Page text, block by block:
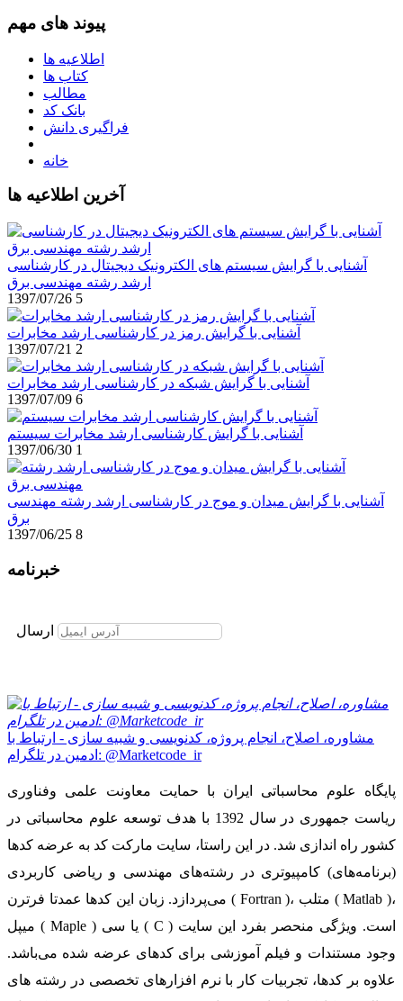
پیوند های مهم
اطلاعیه ها
کتاب ها
مطالب
بانک کد
فراگیری دانش
خانه
آخرین اطلاعیه ها
آشنایی با گرایش سیستم های الکترونیک دیجیتال در کارشناسی
ارشد رشته مهندسی برق
1397/07/26 5
آشنایی با گرایش رمز در کارشناسی ارشد مخابرات
1397/07/21 2
آشنایی با گرایش شبکه در کارشناسی ارشد مخابرات
1397/07/09 6
آشنایی با گرایش کارشناسی ارشد مخابرات سیستم
1397/06/30 1
آشنایی با گرایش میدان و موج در کارشناسی ارشد رشته مهندسی
برق
1397/06/25 8
خبرنامه
ارسال
مشاوره، اصلاح، انجام پروژه، کدنویسی و شبیه سازی - ارتباط با
ادمین در تلگرام: @Marketcode_ir
پایگاه علوم محاسباتی ایران با حمایت معاونت علمی وفناوری
ریاست جمهوری در سال 1392 با هدف توسعه علوم محاسباتی در
کشور راه اندازی شد. در این راستا، سایت مارکت کد به عرضه کدها
(برنامه‌های) کامپیوتری در رشته‌های مهندسی و ریاضی کاربردی
می‌پردازد. زبان این کدها عمدتا فرترن ( Fortran )، متلب ( Matlab )،
میپل ( Maple ) یا سی ( C ) است. ویژگی منحصر بفرد این سایت
وجود مستندات و فیلم آموزشی برای کدهای عرضه شده می‌باشد.
علاوه بر کدها، تجربیات کار با نرم افزارهای تخصصی در رشته های